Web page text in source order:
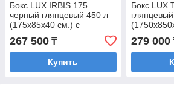
Бокс LUX IRBIS 175
черный глянцевый 450 л
(175х85х40 см.) с
двусторонним
открыванием
267 500 ₸
Купить
Бокс LUX
279 000